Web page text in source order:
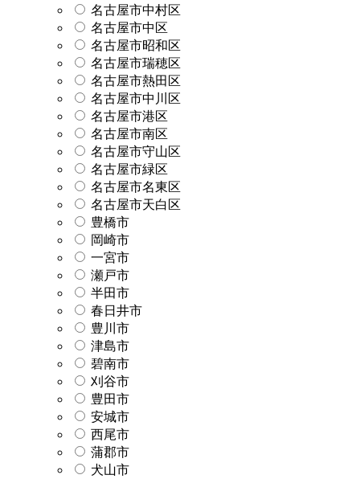
名古屋市中村区
名古屋市中区
名古屋市昭和区
名古屋市瑞穂区
名古屋市熱田区
名古屋市中川区
名古屋市港区
名古屋市南区
名古屋市守山区
名古屋市緑区
名古屋市名東区
名古屋市天白区
豊橋市
岡崎市
一宮市
瀬戸市
半田市
春日井市
豊川市
津島市
碧南市
刈谷市
豊田市
安城市
西尾市
蒲郡市
犬山市